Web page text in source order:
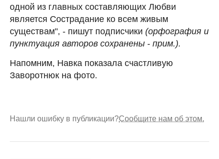
одной из главных составляющих Любви
является Сострадание ко всем живым
существам", - пишут подписчики (орфография и
пунктуация авторов сохранены - прим.).
Напомним, Навка показала счастливую
Заворотнюк на фото.
Нашли ошибку в публикации?Сообщите нам об этом.